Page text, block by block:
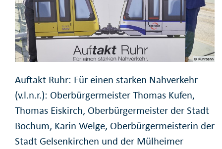
© Ruhrbahn
Auftakt Ruhr: Für einen starken Nahverkehr
(v.l.n.r.): Oberbürgermeister Thomas Kufen,
Thomas Eiskirch, Oberbürgermeister der Stadt
Bochum, Karin Welge, Oberbürgermeisterin der
Stadt Gelsenkirchen und der Mülheimer